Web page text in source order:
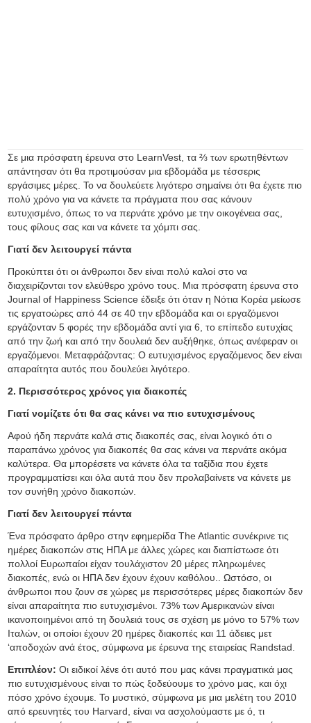
Σε μια πρόσφατη έρευνα στο LearnVest, τα ⅔ των ερωτηθέντων
απάντησαν ότι θα προτιμούσαν μια εβδομάδα με τέσσερις
εργάσιμες μέρες. Το να δουλεύετε λιγότερο σημαίνει ότι θα έχετε πιο
πολύ χρόνο για να κάνετε τα πράγματα που σας κάνουν
ευτυχισμένο, όπως το να περνάτε χρόνο με την οικογένεια σας,
τους φίλους σας και να κάνετε τα χόμπι σας.
Γιατί δεν λειτουργεί πάντα
Προκύπτει ότι οι άνθρωποι δεν είναι πολύ καλοί στο να
διαχειρίζονται τον ελεύθερο χρόνο τους. Μια πρόσφατη έρευνα στο
Journal of Happiness Science έδειξε ότι όταν η Νότια Κορέα μείωσε
τις εργατοώρες από 44 σε 40 την εβδομάδα και οι εργαζόμενοι
εργάζονταν 5 φορές την εβδομάδα αντί για 6, το επίπεδο ευτυχίας
από την ζωή και από την δουλειά δεν αυξήθηκε, όπως ανέφεραν οι
εργαζόμενοι. Μεταφράζοντας: Ο ευτυχισμένος εργαζόμενος δεν είναι
απαραίτητα αυτός που δουλεύει λιγότερο.
2. Περισσότερος χρόνος για διακοπές
Γιατί νομίζετε ότι θα σας κάνει να πιο ευτυχισμένους
Αφού ήδη περνάτε καλά στις διακοπές σας, είναι λογικό ότι ο
παραπάνω χρόνος για διακοπές θα σας κάνει να περνάτε ακόμα
καλύτερα. Θα μπορέσετε να κάνετε όλα τα ταξίδια που έχετε
προγραμματίσει και όλα αυτά που δεν προλαβαίνετε να κάνετε με
τον συνήθη χρόνο διακοπών.
Γιατί δεν λειτουργεί πάντα
Ένα πρόσφατο άρθρο στην εφημερίδα The Atlantic συνέκρινε τις
ημέρες διακοπών στις ΗΠΑ με άλλες χώρες και διαπίστωσε ότι
πολλοί Ευρωπαίοι είχαν τουλάχιστον 20 μέρες πληρωμένες
διακοπές, ενώ οι ΗΠΑ δεν έχουν έχουν καθόλου.. Ωστόσο, οι
άνθρωποι που ζουν σε χώρες με περισσότερες μέρες διακοπών δεν
είναι απαραίτητα πιο ευτυχισμένοι. 73% των Αμερικανών είναι
ικανοποιημένοι από τη δουλειά τους σε σχέση με μόνο το 57% των
Ιταλών, οι οποίοι έχουν 20 ημέρες διακοπές και 11 άδειες μετ
‘αποδοχών ανά έτος, σύμφωνα με έρευνα της εταιρείας Randstad.
Επιπλέον: Οι ειδικοί λένε ότι αυτό που μας κάνει πραγματικά μας
πιο ευτυχισμένους είναι το πώς ξοδεύουμε το χρόνο μας, και όχι
πόσο χρόνο έχουμε. Το μυστικό, σύμφωνα με μια μελέτη του 2010
από ερευνητές του Harvard, είναι να ασχολούμαστε με ό, τι